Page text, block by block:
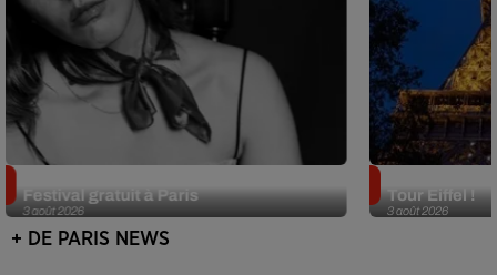
3 août 2026
Festival gratuit à Paris
3 août 2026
Tour Eiffel !
+ DE PARIS NEWS